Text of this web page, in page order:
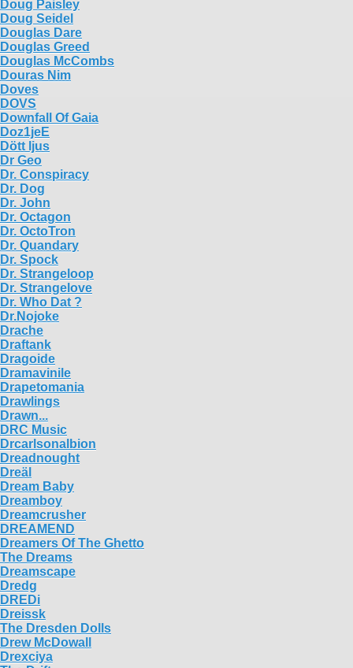
Doug Paisley
Doug Seidel
Douglas Dare
Douglas Greed
Douglas McCombs
Douras Nim
Doves
DOVS
Downfall Of Gaia
Doz1jeE
Dött ljus
Dr Geo
Dr. Conspiracy
Dr. Dog
Dr. John
Dr. Octagon
Dr. OctoTron
Dr. Quandary
Dr. Spock
Dr. Strangeloop
Dr. Strangelove
Dr. Who Dat ?
Dr.Nojoke
Drache
Draftank
Dragoide
Dramavinile
Drapetomania
Drawlings
Drawn...
DRC Music
Drcarlsonalbion
Dreadnought
Dreäl
Dream Baby
Dreamboy
Dreamcrusher
DREAMEND
Dreamers Of The Ghetto
The Dreams
Dreamscape
Dredg
DREDi
Dreissk
The Dresden Dolls
Drew McDowall
Drexciya